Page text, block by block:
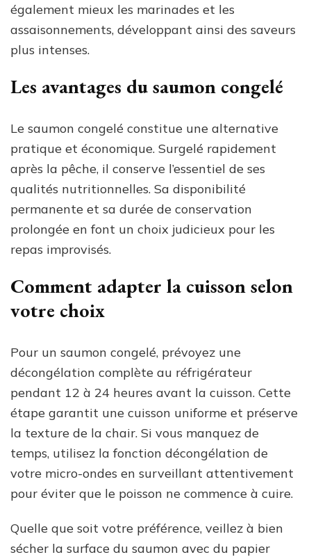
également mieux les marinades et les
assaisonnements, développant ainsi des saveurs
plus intenses.
Les avantages du saumon congelé
Le saumon congelé constitue une alternative
pratique et économique. Surgelé rapidement
après la pêche, il conserve l’essentiel de ses
qualités nutritionnelles. Sa disponibilité
permanente et sa durée de conservation
prolongée en font un choix judicieux pour les
repas improvisés.
Comment adapter la cuisson selon
votre choix
Pour un saumon congelé, prévoyez une
décongélation complète au réfrigérateur
pendant 12 à 24 heures avant la cuisson. Cette
étape garantit une cuisson uniforme et préserve
la texture de la chair. Si vous manquez de
temps, utilisez la fonction décongélation de
votre micro-ondes en surveillant attentivement
pour éviter que le poisson ne commence à cuire.
Quelle que soit votre préférence, veillez à bien
sécher la surface du saumon avec du papier